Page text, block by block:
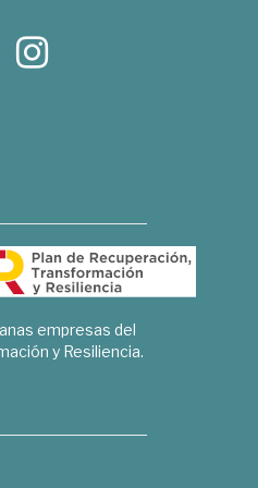
empresas del
y Resiliencia.